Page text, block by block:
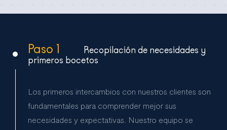
Paso 1
Recopilación de necesidades y
primeros bocetos
Los primeros intercambios con nuestros clientes son
fundamentales para comprender mejor sus
necesidades y expectativas. Nuestro equipo se